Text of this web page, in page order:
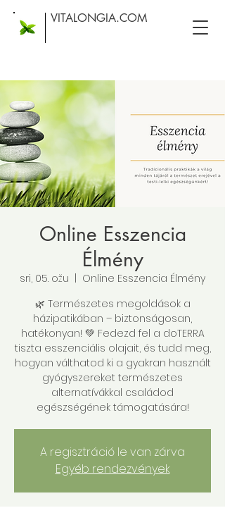
VITALONGIA.COM
Online Esszencia
Élmény
sri, 05. ožu
Online Esszencia Élmény
🌿 Természetes megoldások a
házipatikában – biztonságosan,
hatékonyan! 💚 Fedezd fel a doTERRA
tiszta esszenciális olajait, és tudd meg,
hogyan válthatod ki a gyakran használt
gyógyszereket természetes
alternatívákkal családod
egészségének támogatására!
A regisztráció le van zárva
Egyéb rendezvények